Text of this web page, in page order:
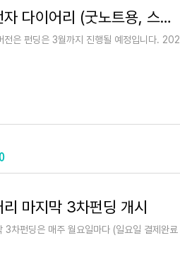
2024년형 참쌤스쿨 전자 다이어리 (굿노트용, 스마트기기용)버전 펀딩
은 펀딩은 3월까지 진행될 예정입니다. 202
마지막 3차펀딩 개시
펀딩은 매주 월요일마다 (일요일 결제완료